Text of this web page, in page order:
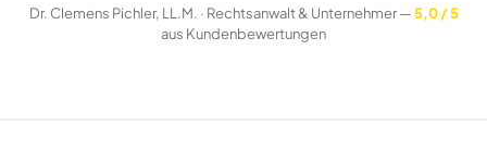
Dr. Clemens Pichler, LL.M. · Rechtsanwalt & Unternehmer —5,0 / 5
aus Kundenbewertungen